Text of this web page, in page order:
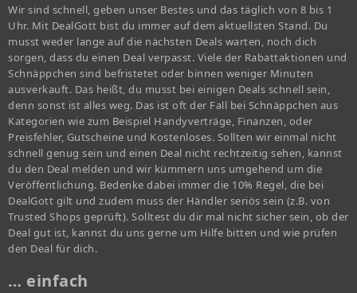
Wir sind schnell, geben unser Bestes und das täglich von 8 bis 1
Uhr. Mit DealGott bist du immer auf dem aktuellsten Stand. Du
musst weder lange auf die nächsten Deals warten, noch dich
sorgen, dass du einen Deal verpasst. Viele der Rabattaktionen und
Schnäppchen sind befristetet oder binnen weniger Minuten
ausverkauft. Das heißt, du musst bei einigen Deals schnell sein,
denn sonst ist alles weg. Das ist oft der Fall bei Schnäppchen aus
Kategorien wie zum Beispiel Handyverträge, Finanzen, oder
Preisfehler, Gutscheine und Kostenloses. Sollten wir einmal nicht
schnell genug sein und einen Deal nicht rechtzeitig sehen, kannst
du den Deal melden und wir kümmern uns umgehend um die
Veröffentlichung. Bedenke dabei immer die 10% Regel, die bei
DealGott gilt und zudem muss der Händler seriös sein (z.B. von
Trusted Shops geprüft). Solltest du dir mal nicht sicher sein, ob der
Deal gut ist, kannst du uns gerne um Hilfe bitten und wie prüfen
den Deal für dich.
… einfach